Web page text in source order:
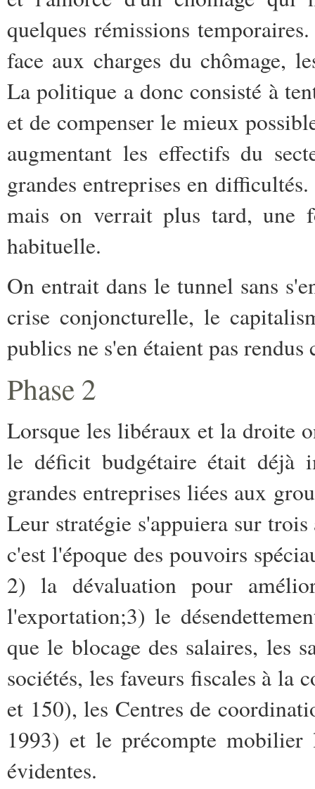
quelques rémissions
face aux charges du chômage,
La politique a donc consisté à
et de compenser le mieux
augmentant les effectifs du
grandes entreprises en
mais on verrait plus tard, une
habituelle.
On entrait dans le tunnel sans
crise conjoncturelle, le
publics ne s'en étaient pas rendus
Phase 2
Lorsque les libéraux et la droite
le déficit budgétaire était déjà
grandes entreprises liées aux
Leur stratégie s'appuiera sur
c'est l'époque des pouvoirs
2) la dévaluation pour
l'exportation;3) le
que le blocage des salaires, les
sociétés, les faveurs fiscales à la
et 150), les Centres de
1993) et le précompte mobilier
évidentes.